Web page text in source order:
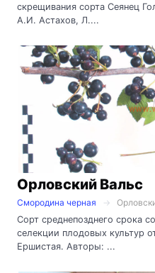
скрещивания сорта Сеянец
А.И. Астахов, Л....
Орловский Вальс
Смородина черная
Сорт среднепозднего срока
селекции плодовых культур
Ершистая. Авторы: ...